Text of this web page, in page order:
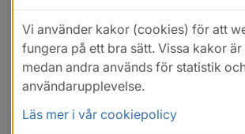
Vi använder kakor (cookies) för att
fungera på ett bra sätt. Vissa kakor
medan andra används för statistik
användarupplevelse.
Läs mer i vår cookiepolicy